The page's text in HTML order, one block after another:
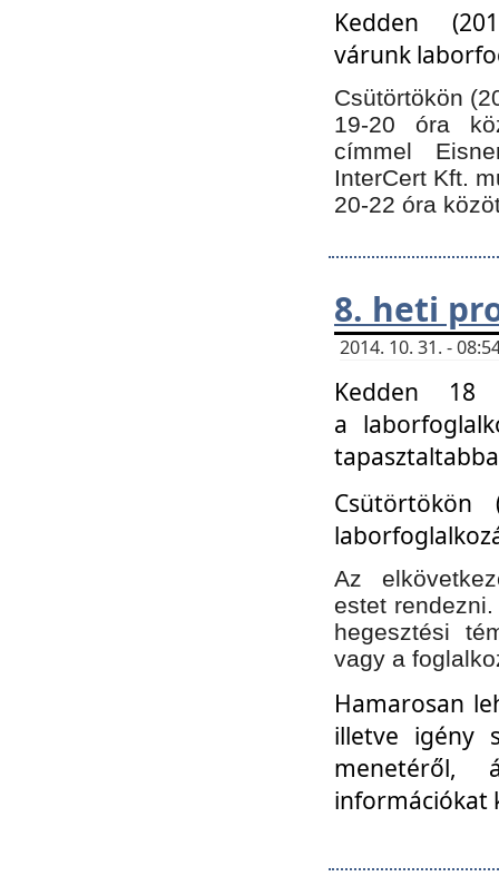
Kedden
várunk
Csütörtökön
19-20 óra
címmel
InterCert Kft.
20-22 óra
8. heti
2014. 10. 31. -
Kedden 18
a
Az
estet
hegesztési
vagy a
Hamarosan
illetve igény
menetéről,
információkat